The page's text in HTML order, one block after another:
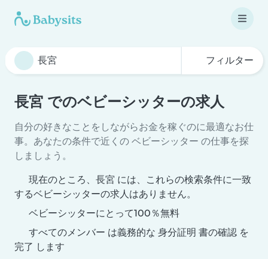
フィルター
長宮 でのベビーシッターの求人
自分の好きなことをしながらお金を稼ぐのに最適なお仕
事。あなたの条件で近くの ベビーシッター の仕事を探
しましょう。
現在のところ、長宮 には、これらの検索条件に一致
するベビーシッターの求人はありません。
ベビーシッターにとって100％無料
すべてのメンバー は義務的な 身分証明 書の確認 を
完了 します